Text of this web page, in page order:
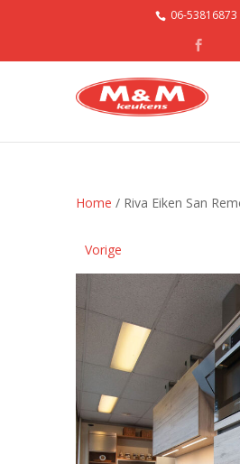
06-53816873
Home / Riva Eiken San
Vorige